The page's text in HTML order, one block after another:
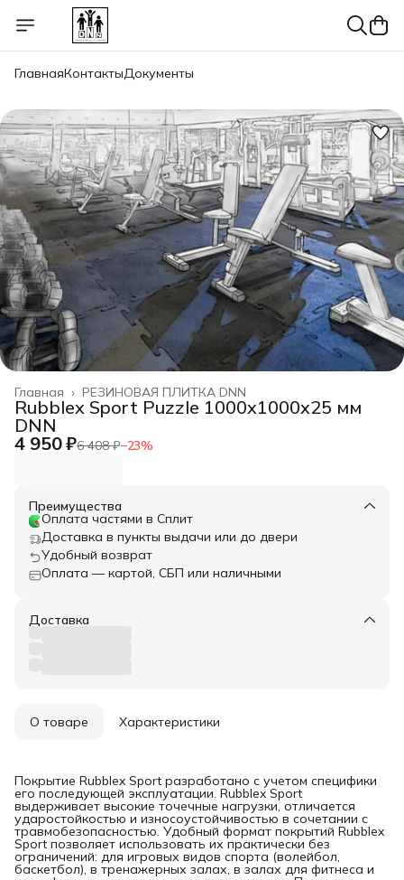
ГлавнаяКонтактыДокументы
РЕЗИНОВАЯ ПЛИТКА DNN
Главная ›
Rubblex Sport Puzzle 1000x1000x25 мм
DNN
4 950 ₽6 408 ₽−23%
Преимущества
Оплата частями в Сплит
Доставка в пункты выдачи или до двери
Удобный возврат
Оплата — картой, СБП или наличными
Доставка
О товаре Характеристики
Покрытие Rubblex Sport разработано с учетом специфики
его последующей эксплуатации. Rubblex Sport
выдерживает высокие точечные нагрузки, отличается
ударостойкостью и износоустойчивостью в сочетании с
травмобезопасностью. Удобный формат покрытий Rubblex
Sport позволяет использовать их практически без
ограничений: для игровых видов спорта (волейбол,
баскетбол), в тренажерных залах, в залах для фитнеса и